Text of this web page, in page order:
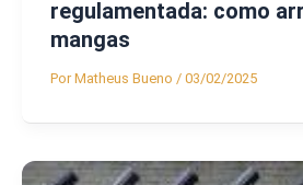
regulamentada: como
mangas
PorMatheus Bueno / 03/02/2025